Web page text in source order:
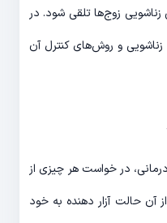
زوج‌ها تلقی شود. در
زناشویی و روش‌های کنترل آن
در خواست هر چیزی از
آن حالت آزار دهنده به خود